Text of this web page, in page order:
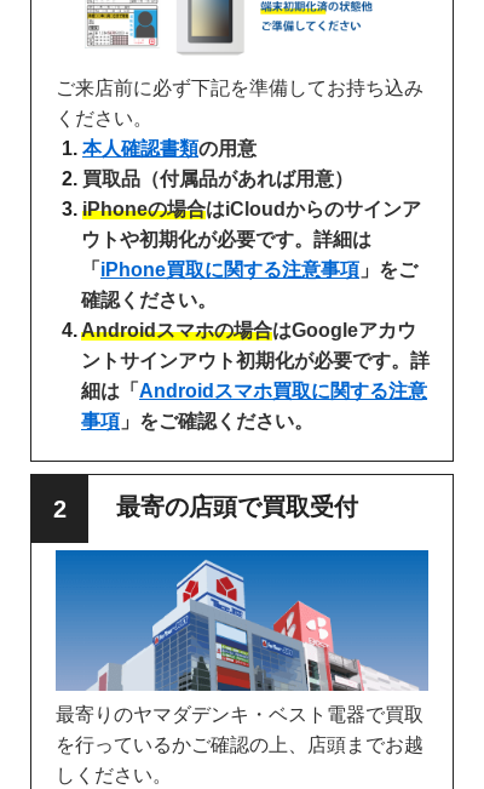
ご来店前に必ず下記を準備してお持ち込み
ください。
本人確認書類の用意
買取品（付属品があれば用意）
iPhoneの場合はiCloudからのサインア
ウトや初期化が必要です。詳細は
「 iPhone買取に関する注意事項 」をご
確認ください。
Androidスマホの場合はGoogleアカウ
ントサインアウト初期化が必要です。詳
細は「 Androidスマホ買取に関する注意
事項 」をご確認ください。
最寄の店頭で買取受付
最寄りのヤマダデンキ・ベスト電器で買取
を行っているかご確認の上、店頭までお越
しください。